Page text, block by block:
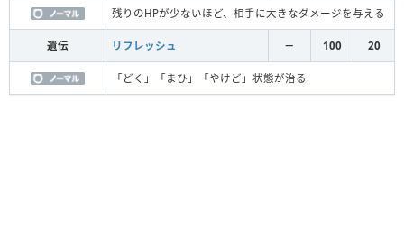
残りのHPが少ないほど、相手に大きなダメージを与える
遺伝 リフレッシュ － 100 20
「どく」「まひ」「やけど」状態が治る